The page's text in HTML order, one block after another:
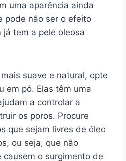
uma aparência ainda
pode não ser o efeito
já tem a pele oleosa
suave e natural, opte
em pó. Elas têm uma
a controlar a
os poros. Procure
que sejam livres de óleo
ou seja, que não
causem o surgimento de